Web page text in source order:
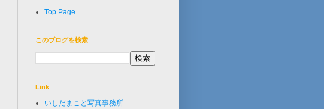
Top Page
このブログを検索
Link
いしだまこと写真事務所